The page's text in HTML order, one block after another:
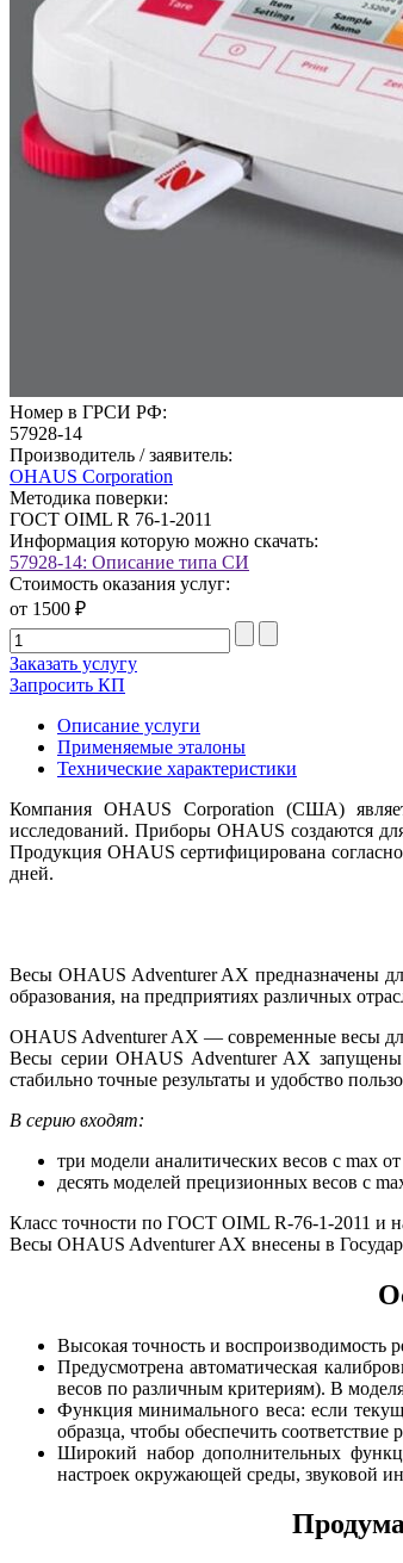
Номер в ГРСИ РФ:
57928-14
Производитель / заявитель:
OHAUS Corporation
Методика поверки:
ГОСТ OIML R 76-1-2011
Информация которую можно скачать:
57928-14: Описание типа СИ
Стоимость оказания услуг:
от 1500 ₽
Заказать услугу
Запросить КП
Описание услуги
Применяемые эталоны
Технические характеристики
Компания OHAUS Corporation (США)
исследований. Приборы OHAUS создаются
Продукция OHAUS сертифицирована
дней.
Весы OHAUS Adventurer AX предназначены
образования, на предприятиях различных
OHAUS Adventurer AX — современные весы
Весы серии OHAUS Adventurer AX запущены
стабильно точные результаты и удобство
В серию входят:
три модели аналитических весов с max
десять моделей прецизионных весов с
Класс точности по ГОСТ OIML R-76-1-2011 и
Весы OHAUS Adventurer AX внесены в
Высокая точность и воспроизводимость
Предусмотрена автоматическая
весов по различным критериям). В
Функция минимального веса: если
образца, чтобы обеспечить соответствие
Широкий набор дополнительных
настроек окружающей среды, звуковой